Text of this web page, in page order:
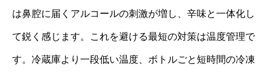
は鼻腔に届くアルコールの刺激が増し、辛味と一体化し
て鋭く感じます。これを避ける最短の対策は温度管理で
す。冷蔵庫より一段低い温度、ボトルごと短時間の冷凍